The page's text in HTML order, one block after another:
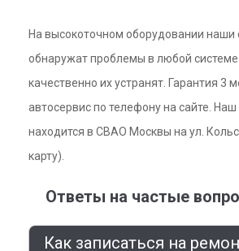
На высокоточном оборудовании наши
обнаружат проблемы в любой
качественно их устранят. Гарантия 3
автосервис по телефону на сайте. Наш
находится в СВАО Москвы на ул.
карту).
Ответы на частые
Как записаться на